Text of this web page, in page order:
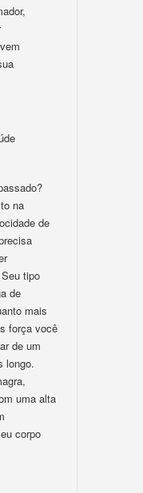
na
de
tipo
de
mais
força você
de um
longo.
uma alta
corpo